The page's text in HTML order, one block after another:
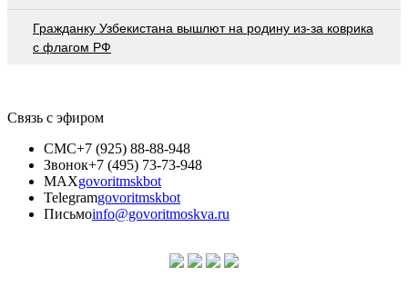
Гражданку Узбекистана вышлют на родину из-за коврика
с флагом РФ
Связь с эфиром
СМС+7 (925) 88-88-948
Звонок+7 (495) 73-73-948
MAXgovoritmskbot
Telegramgovoritmskbot
Письмоinfo@govoritmoskva.ru